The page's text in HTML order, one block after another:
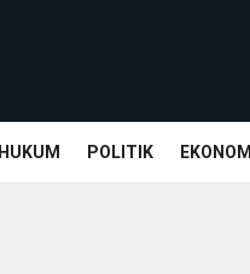
HUKUM POLITIK EKONOMI